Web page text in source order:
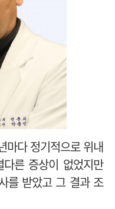
마다 정기적으로 위내
른 증상이 없었지만
를 받았고 그 결과 조